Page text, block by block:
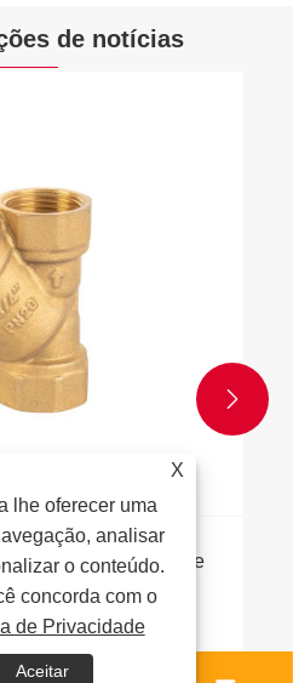
de notícias
de

X
lhe oferecer uma
analisar
o conteúdo.
concorda com o
de Privacidade
Aceitar